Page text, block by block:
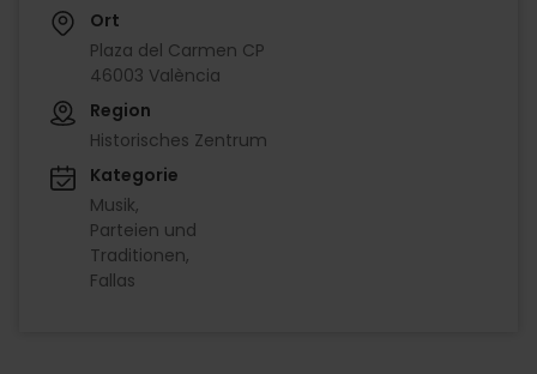
Ort
Plaza del Carmen CP
46003 València
Region
Historisches Zentrum
Kategorie
Musik
Parteien und
Traditionen
Fallas